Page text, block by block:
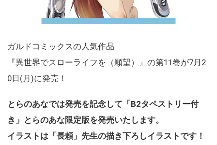
ガルドコミックスの人気作品
『異世界でスローライフを（願望）』の第11巻が7月2
0日(月)に発売！
とらのあなでは発売を記念して「B2タペストリー付
き」とらのあな限定版を発売いたします。
イラストは「長頼」先生の描き下ろしイラストです！